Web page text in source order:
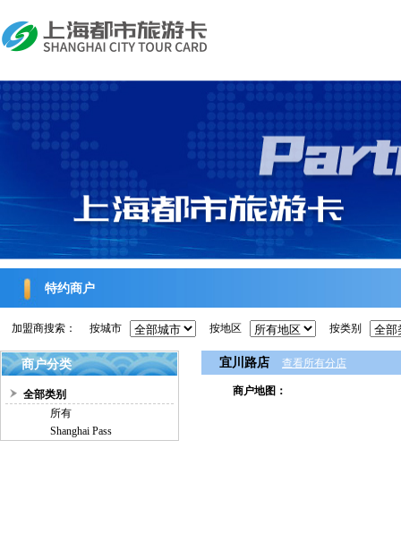
特约商户
加盟商搜索： 按城市 按地区 按类别
商户分类
全部类别
所有
Shanghai Pass
宜川路店 查看所有分店
商户地图：